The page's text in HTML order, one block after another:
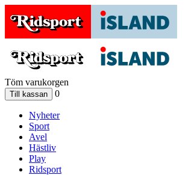
Töm varukorgen
0
Nyheter
Sport
Avel
Hästliv
Play
Ridsport